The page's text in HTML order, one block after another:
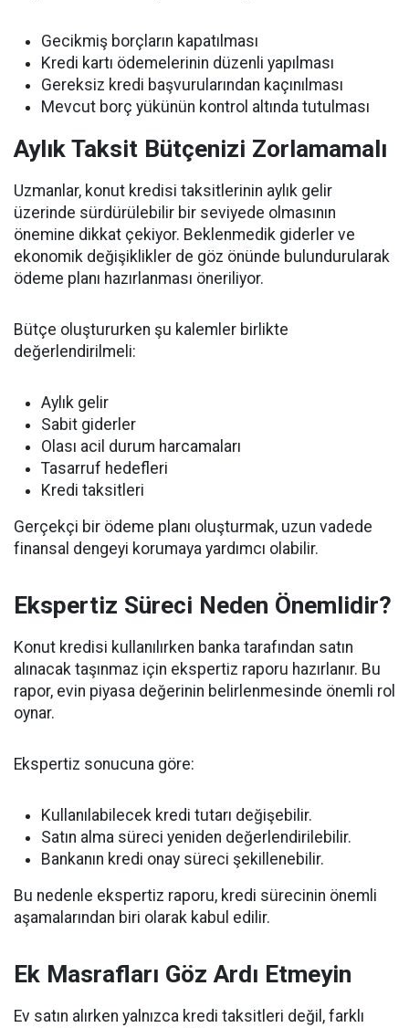
Gecikmiş borçların kapatılması
Kredi kartı ödemelerinin düzenli yapılması
Gereksiz kredi başvurularından kaçınılması
Mevcut borç yükünün kontrol altında tutulması
Aylık Taksit Bütçenizi Zorlamamalı
Uzmanlar, konut kredisi taksitlerinin aylık gelir
üzerinde sürdürülebilir bir seviyede olmasının
önemine dikkat çekiyor. Beklenmedik giderler ve
ekonomik değişiklikler de göz önünde bulundurularak
ödeme planı hazırlanması öneriliyor.
Bütçe oluştururken şu kalemler birlikte
değerlendirilmeli:
Aylık gelir
Sabit giderler
Olası acil durum harcamaları
Tasarruf hedefleri
Kredi taksitleri
Gerçekçi bir ödeme planı oluşturmak, uzun vadede
finansal dengeyi korumaya yardımcı olabilir.
Ekspertiz Süreci Neden Önemlidir?
Konut kredisi kullanılırken banka tarafından satın
alınacak taşınmaz için ekspertiz raporu hazırlanır. Bu
rapor, evin piyasa değerinin belirlenmesinde önemli rol
oynar.
Ekspertiz sonucuna göre:
Kullanılabilecek kredi tutarı değişebilir.
Satın alma süreci yeniden değerlendirilebilir.
Bankanın kredi onay süreci şekillenebilir.
Bu nedenle ekspertiz raporu, kredi sürecinin önemli
aşamalarından biri olarak kabul edilir.
Ek Masrafları Göz Ardı Etmeyin
Ev satın alırken yalnızca kredi taksitleri değil, farklı